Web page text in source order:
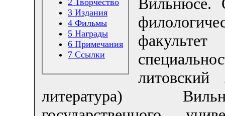
3 Издания
4 Фильмы
5 Награды
6 Примечания
7 Ссылки
литература)